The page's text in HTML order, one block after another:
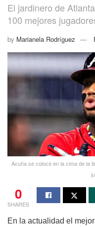
El jardinero de
100 mejores
by Marianela Rodríguez
Acuña se colocó en la cima de la
0
SHARES
En la actualidad el